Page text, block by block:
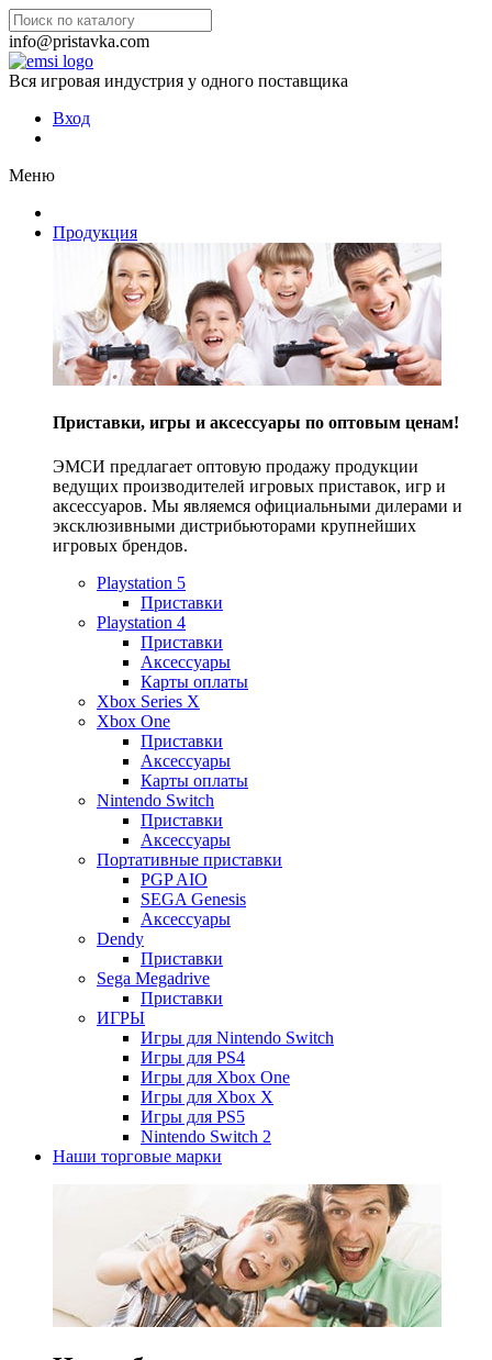
info@pristavka.com
Вся игровая индустрия у одного поставщика
Вход
Меню
Продукция
Приставки, игры и аксессуары по оптовым ценам!
ЭМСИ предлагает оптовую продажу продукции
ведущих производителей игровых приставок, игр и
аксессуаров. Мы являемся официальными дилерами и
эксклюзивными дистрибьюторами крупнейших
игровых брендов.
Playstation 5
Приставки
Playstation 4
Приставки
Аксессуары
Карты оплаты
Xbox Series X
Xbox One
Приставки
Аксессуары
Карты оплаты
Nintendo Switch
Приставки
Аксессуары
Портативные приставки
PGP AIO
SEGA Genesis
Аксессуары
Dendy
Приставки
Sega Megadrive
Приставки
ИГРЫ
Игры для Nintendo Switch
Игры для PS4
Игры для Xbox One
Игры для Xbox X
Игры для PS5
Nintendo Switch 2
Наши торговые марки